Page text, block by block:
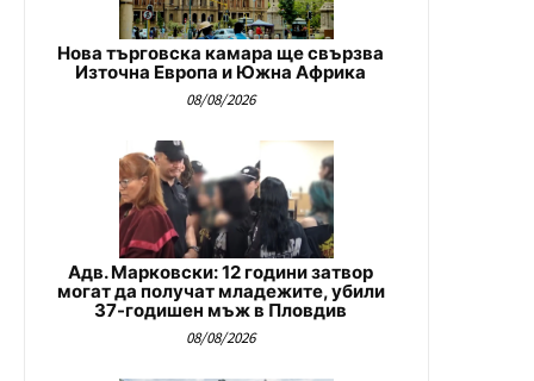
Нова търговска камара ще свързва
Източна Европа и Южна Африка
08/08/2026
Адв. Марковски: 12 години затвор
могат да получат младежите, убили
37-годишен мъж в Пловдив
08/08/2026